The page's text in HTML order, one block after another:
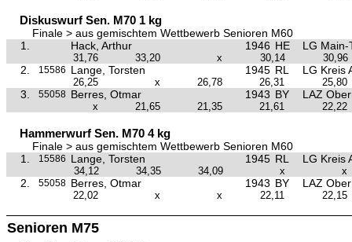
Diskuswurf Sen. M70 1 kg
Finale > aus gemischtem Wettbewerb Senioren M60
1.
Hack, Arthur 1946 HE LG Main-
31,76 33,20 x 30,14 30,96
2. 15586 Lange, Torsten 1945 RL LG Kreis
26,25 x 26,78 26,31 25,80
3. 55058 Berres, Otmar 1943 BY LAZ
x 21,65 21,35 21,61 22,22
Hammerwurf Sen. M70 4 kg
Finale > aus gemischtem Wettbewerb Senioren M60
1.
15586 Lange, Torsten 1945 RL LG Kreis
34,12 34,35 34,09 x x
2. 55058 Berres, Otmar 1943 BY LAZ
22,02 x x 22,11 22,15
Senioren M75